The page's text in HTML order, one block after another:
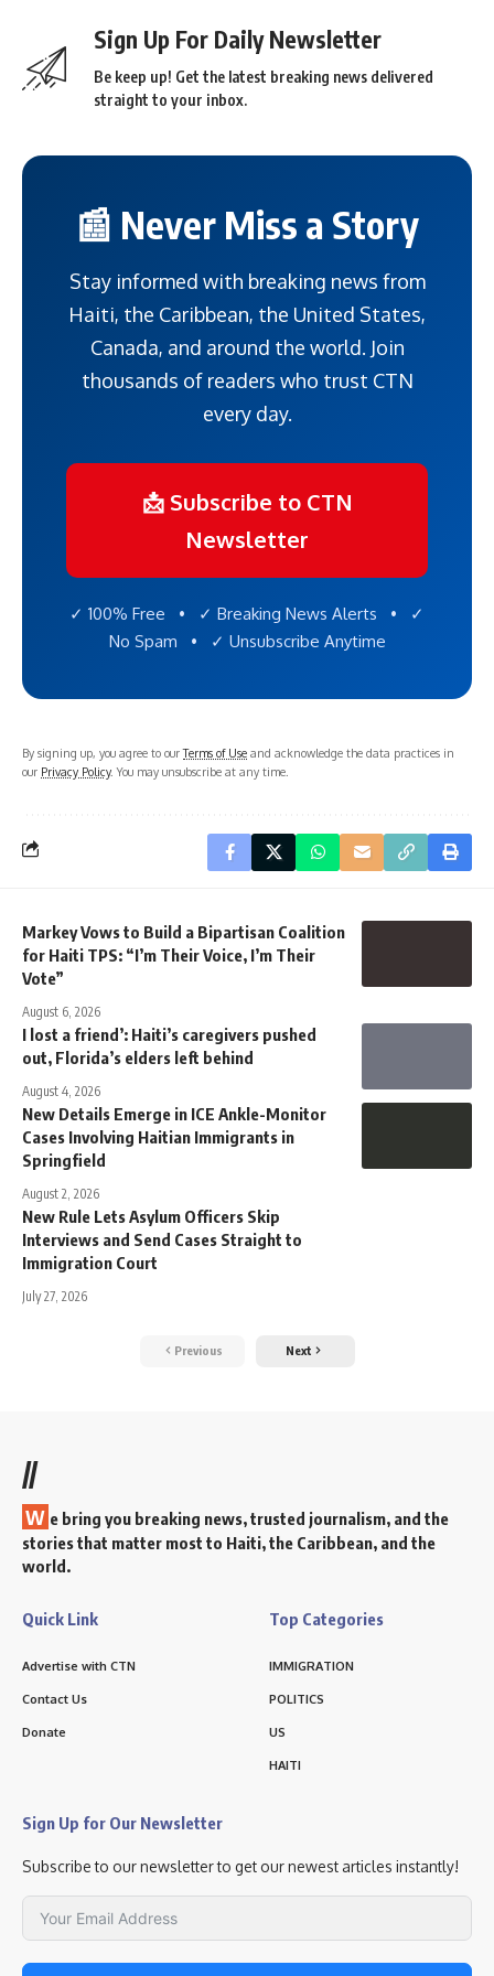
Sign Up For Daily Newsletter
Be keep up! Get the latest breaking news delivered
straight to your inbox.
📰 Never Miss a Story
Stay informed with breaking news from
Haiti, the Caribbean, the United States,
Canada, and around the world. Join
thousands of readers who trust CTN
every day.
📩 Subscribe to CTN
Newsletter
✓ 100% Free • ✓ Breaking News Alerts • ✓
No Spam • ✓ Unsubscribe Anytime
By signing up, you agree to ourTerms of Use and acknowledge the data practices in
our Privacy Policy. You may unsubscribe at any time.
Markey Vows to Build a Bipartisan Coalition
for Haiti TPS: “I’m Their Voice, I’m Their
Vote”
August 6, 2026
I lost a friend’: Haiti’s caregivers pushed
out, Florida’s elders left behind
August 4, 2026
New Details Emerge in ICE Ankle-Monitor
Cases Involving Haitian Immigrants in
Springfield
August 2, 2026
New Rule Lets Asylum Officers Skip
Interviews and Send Cases Straight to
Immigration Court
July 27, 2026
Previous Next
//
W e bring you breaking news, trusted journalism, and the
stories that matter most to Haiti, the Caribbean, and the
world.
Quick Link
Advertise with CTN
Contact Us
Donate
Top Categories
IMMIGRATION
POLITICS
US
HAITI
Sign Up for Our Newsletter
Subscribe to our newsletter to get our newest articles instantly!